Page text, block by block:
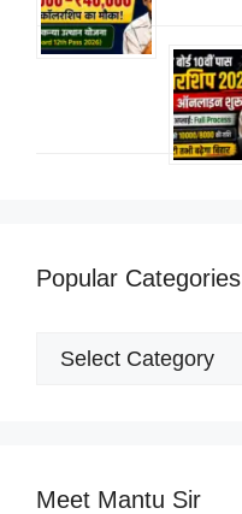
Popular Categories
Popular
Meet Mantu Sir